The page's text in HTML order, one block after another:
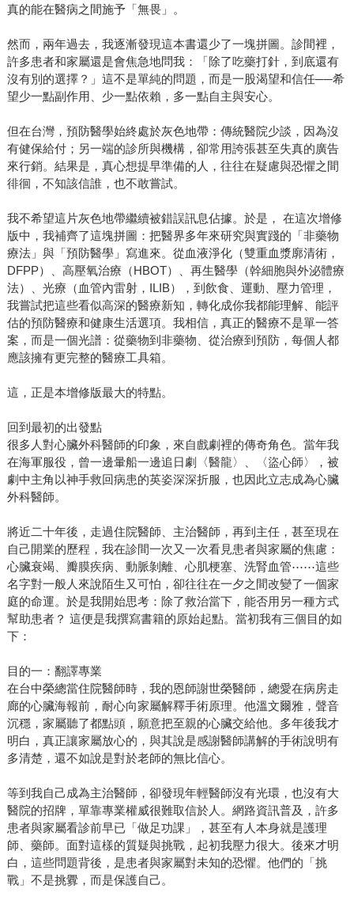
真的能在醫病之間施予「無畏」。
然而，兩年過去，我逐漸發現這本書還少了一塊拼圖。診間裡，
許多患者和家屬還是會焦急地問我：「除了吃藥打針，到底還有
沒有別的選擇？」這不是單純的問題，而是一股渴望和信任──希
望少一點副作用、少一點依賴，多一點自主與安心。
但在台灣，預防醫學始終處於灰色地帶：傳統醫院少談，因為沒
有健保給付；另一端的診所與機構，卻常用誇張甚至失真的廣告
來行銷。結果是，真心想提早準備的人，往往在疑慮與恐懼之間
徘徊，不知該信誰，也不敢嘗試。
我不希望這片灰色地帶繼續被錯誤訊息佔據。於是， 在這次增修
版中，我補齊了這塊拼圖：把醫界多年來研究與實踐的「非藥物
療法」與「預防醫學」寫進來。從血液淨化（雙重血漿廓清術，
DFPP）、高壓氧治療（HBOT）、再生醫學（幹細胞與外泌體療
法）、光療（血管內雷射，ILIB），到飲食、運動、壓力管理，
我嘗試把這些看似高深的醫療新知，轉化成你我都能理解、能評
估的預防醫療和健康生活選項。我相信，真正的醫療不是單一答
案，而是一個光譜：從藥物到非藥物、從治療到預防，每個人都
應該擁有更完整的醫療工具箱。
這，正是本增修版最大的特點。
回到最初的出發點
很多人對心臟外科醫師的印象，來自戲劇裡的傳奇角色。當年我
在海軍服役，曾一邊暈船一邊追日劇〈醫龍〉、〈盜心師〉，被
劇中主角以神手救回病患的英姿深深折服，也因此立志成為心臟
外科醫師。
將近二十年後，走過住院醫師、主治醫師，再到主任，甚至現在
自己開業的歷程，我在診間一次又一次看見患者與家屬的焦慮：
心臟衰竭、瓣膜疾病、動脈剝離、心肌梗塞、洗腎血管⋯⋯這些
名字對一般人來說陌生又可怕，卻往往在一夕之間改變了一個家
庭的命運。於是我開始思考：除了救治當下，能否用另一種方式
幫助患者？ 這便是我撰寫書籍的原始起點。當初我有三個目的如
下：
目的一：翻譯專業
在台中榮總當住院醫師時，我的恩師謝世榮醫師，總愛在病房走
廊的心臟海報前，耐心向家屬解釋手術原理。他溫文爾雅，聲音
沉穩，家屬聽了都點頭，願意把至親的心臟交給他。多年後我才
明白，真正讓家屬放心的，與其說是感謝醫師講解的手術說明有
多清楚，還不如說是對於老師的無比信心。
等到我自己成為主治醫師，卻發現年輕醫師沒有光環，也沒有大
醫院的招牌，單靠專業權威很難取信於人。網路資訊普及，許多
患者與家屬看診前早已「做足功課」，甚至有人本身就是護理
師、藥師。面對這樣的質疑與挑戰，起初我壓力很大。後來才明
白，這些問題背後，是患者與家屬對未知的恐懼。他們的「挑
戰」不是挑釁，而是保護自己。